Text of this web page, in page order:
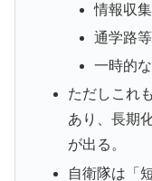
情報収集
通学路
一時的
ただしこれ
あり、長期
が出る。
自衛隊は「